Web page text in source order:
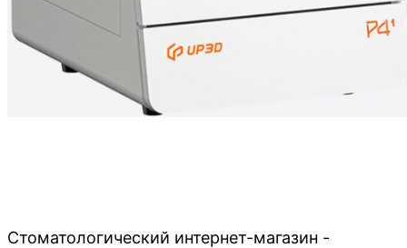
Стоматологический интернет-магазин -